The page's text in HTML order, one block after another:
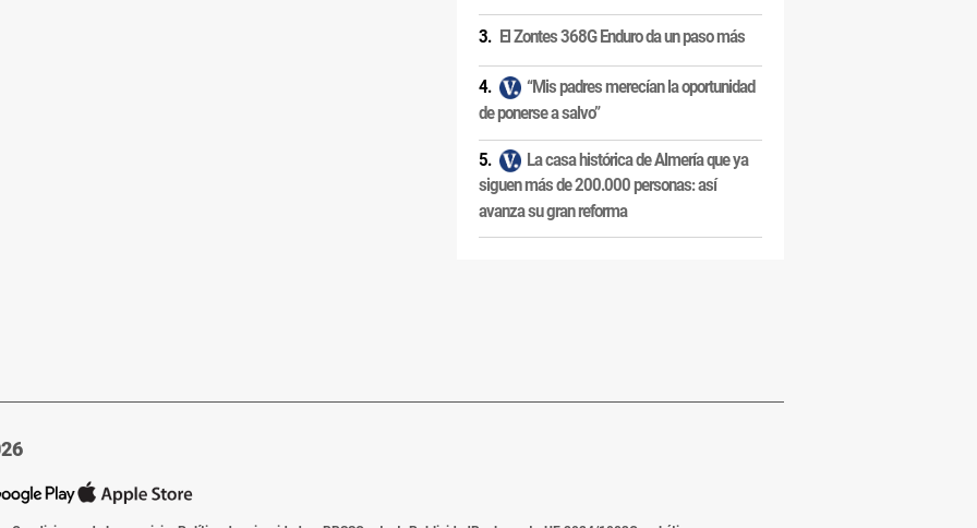
El Zontes 368G Enduro da un paso más
“Mis padres merecían la oportunidad
de ponerse a salvo”
La casa histórica de Almería que ya
siguen más de 200.000 personas: así
avanza su gran reforma